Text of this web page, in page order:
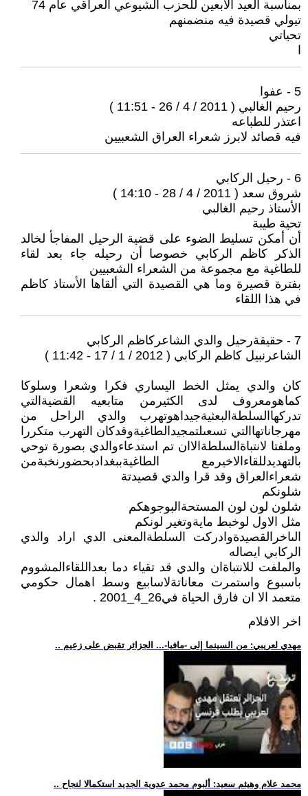
بمناسبة العيد الابعين للحزب الشيوعي العراقي عام 74
تيولي قصيدة فيه منضمنهم
تحياتي
5 - عفوا
رحيم الغالبي ( 2011 / 4 / 26 - 11:51 )
اعتذر للطباعه
فيه قصائد لابرز شعراء العراق الشعبيين
6 - رحيل الركابي
شروق سعد ( 2011 / 4 / 28 - 14:10 )
الأستاذ رحيم الغالبي
تحية طيبة
أن أمكن تسليط الضوء على قضية الرحيل المفاجأ لخالد
الذكر كاظم الركابي خصوصا أن رحيله جاء بعد لقاء
للطاغية مع مجموعة من الشعراء الشعبيين
بفترة قصيرة وما هي القصيدة التي ألقاها الأستاذ كاظم
في هذا اللقاء
7 - حقيقةرحيل والدي الشاعركاظم الركابي
الشاعرنبيل كاظم الركابي ( 2012 / 1 / 17 - 11:42 )
كان والدي يمثل الخط اليساري فكرا وشعرا وسلوكا
كماهومعروف لدى الكثيرمن متابعيه القضيةالتي
تدركهاالسلطةالبعثيةجيداهوتهرب والدي الراحل من
مهرجاناتهاالتي تسعىلتمجيدالطاغيةوقدكان التهرب متكررا
وملفتا لانتباةالسلطةالاان تم استدعاءوالدي بصورة توحي
بالتهديدللقاءالاخيرمع الطاغيةببغدادبحضورنخبةمن
شعراءالعراق وقد قرا والدي قصيدتة
شلونكم
شلون لون لون المستحةالبوجوهكم
مثل الاول لوخبط مايةوتغير لونكم
الىاخرالقصيدةوادركت السلطةالمعنى الدي اراد والدي
الركابي ايصاله
والملفت للانتباةان والدي قد تقياء دما بعداللقاءالمشووم
باسبوع واستمرت معاناتةلاسابيع وسط اهمال حكومي
متعمد الا ان فارق الحياة في26_4_2001 .
اخر الافلام
.. مهدي لعريبي: من السينما إلى -مافيا-... الجزائر تقبض على زعيم
.. محمد علام وهيثم سعيد: ألبوم محمد عدوية الجديد استكمالا لنجاح